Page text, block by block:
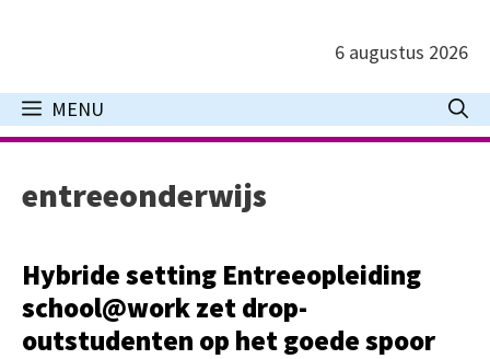
inhoud
6 augustus 2026
MENU
entreeonderwijs
Hybride setting Entreeopleiding
school@work zet drop-
outstudenten op het goede spoor